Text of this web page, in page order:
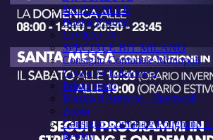
RADIO ELLE
Buona Visione
CIVICO 74
SPECIALE BIT MILANO
Consiglio Comunale Monopoli
Civico 74 Edizione 2
Primo piano
Musica d'Attracco - Spettacoli
Zoom
Consiglio Comunale Polignano a
Replay